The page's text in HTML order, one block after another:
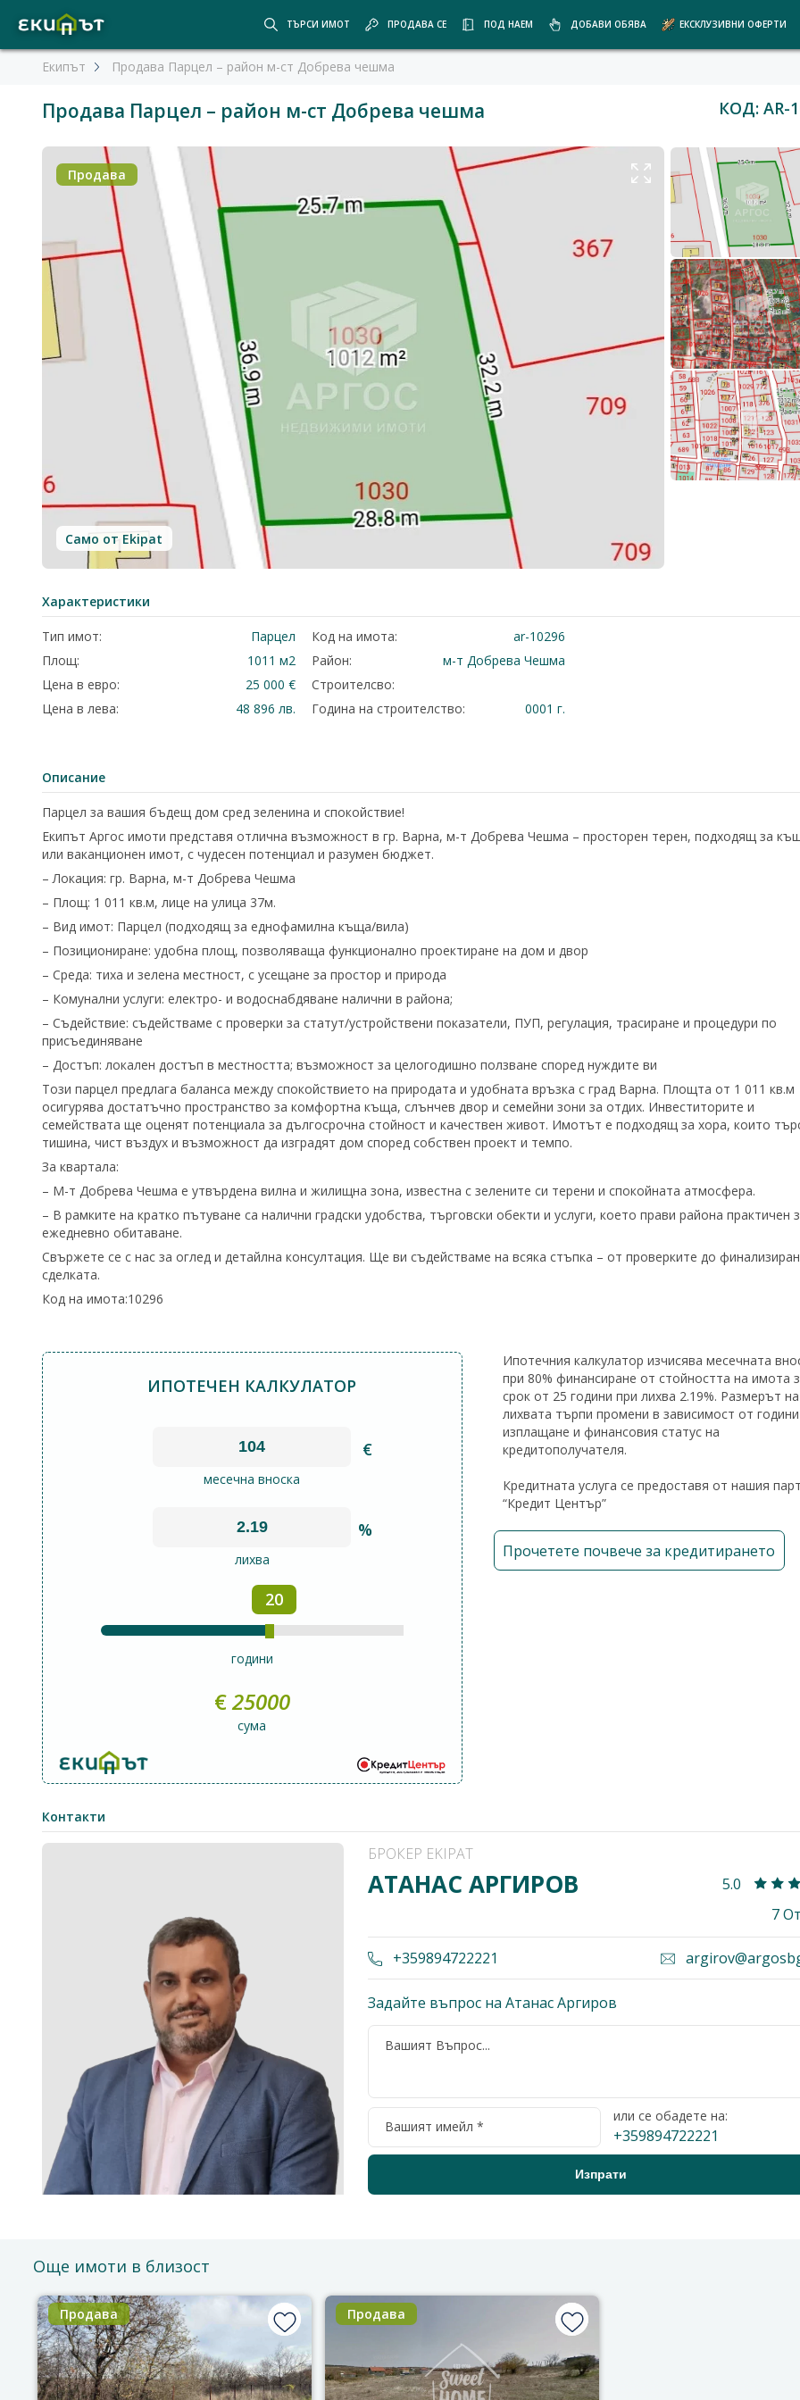
ТЪРСИ ИМОТ ПРОДАВА СЕ ПОД НАЕМ ДОБАВИ ОБЯВА ЕКСКЛУЗИВНИ ОФЕРТИ
Екипът Продава Парцел – район м-ст Добрева чешма
Продава Парцел – район м-ст Добрева чешма КОД: AR-
Продава
Само от Ekipat
Характеристики
Тип имот:
Парцел
Площ:
1011 м2
Цена в евро:
25 000 €
Цена в лева:
48 896 лв.
Код на имота:
ar-10296
Район:
м-т Добрева Чешма
Строителсво:
Година на строителство:
0001 г.
Описание
Парцел за вашия бъдещ дом сред зеленина и спокойствие!
Екипът Аргос имоти представя отлична възможност в гр. Варна, м-т Добрева Чешма – просторен терен, подходящ за
или ваканционен имот, с чудесен потенциал и разумен бюджет.
– Локация: гр. Варна, м-т Добрева Чешма
– Площ: 1 011 кв.м, лице на улица 37м.
– Вид имот: Парцел (подходящ за еднофамилна къща/вила)
– Позициониране: удобна площ, позволяваща функционално проектиране на дом и двор
– Среда: тиха и зелена местност, с усещане за простор и природа
– Комунални услуги: електро- и водоснабдяване налични в района;
– Съдействие: съдействаме с проверки за статут/устройствени показатели, ПУП, регулация, трасиране и процедури по
присъединяване
– Достъп: локален достъп в местността; възможност за целогодишно ползване според нуждите ви
Този парцел предлага баланса между спокойствието на природата и удобната връзка с град Варна. Площта от 1 011 кв.м
осигурява достатъчно пространство за комфортна къща, слънчев двор и семейни зони за отдих. Инвеститорите и
семействата ще оценят потенциала за дългосрочна стойност и качествен живот. Имотът е подходящ за хора, които
тишина, чист въздух и възможност да изградят дом според собствен проект и темпо.
За квартала:
– М-т Добрева Чешма е утвърдена вилна и жилищна зона, известна с зелените си терени и спокойната атмосфера.
– В рамките на кратко пътуване са налични градски удобства, търговски обекти и услуги, което прави района практичен
ежедневно обитаване.
Свържете се с нас за оглед и детайлна консултация. Ще ви съдействаме на всяка стъпка – от проверките до
сделката.
Код на имота:10296
ИПОТЕЧЕН КАЛКУЛАТОР
€
месечна вноска
%
лихва
20
години
€25000
сума
Ипотечния калкулатор изчисява месечната
при 80% финансиране от стойността на имота
срок от 25 години при лихва 2.19%. Размерът на
лихвата търпи промени в зависимост от
изплащане и финансовия статус на
кредитополучателя.
Кредитната услуга се предоставя от нашия
“Кредит Център”
Прочетете почвече за кредитирането
Контакти
БРОКЕР EKIPAT
АТАНАС АРГИРОВ
5.0
7
+359894722221
Задайте въпрос на Атанас Аргиров
или се обадете на:
+359894722221
Още имоти в близост
Продава Продава